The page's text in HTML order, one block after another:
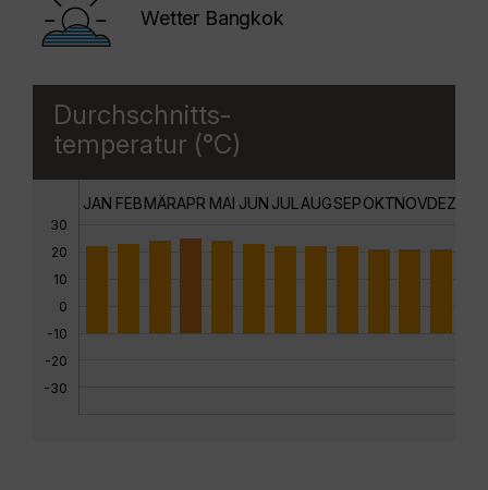
Wetter Bangkok
Durchschnitts-
temperatur (°C)
30
20
10
0
-10
-20
-30
JAN FEBMÄRAPR MAI JUN JUL AUGSEPOKTNOVDEZ